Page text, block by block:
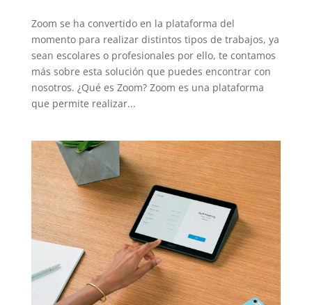
Zoom se ha convertido en la plataforma del
momento para realizar distintos tipos de trabajos, ya
sean escolares o profesionales por ello, te contamos
más sobre esta solución que puedes encontrar con
nosotros. ¿Qué es Zoom? Zoom es una plataforma
que permite realizar...